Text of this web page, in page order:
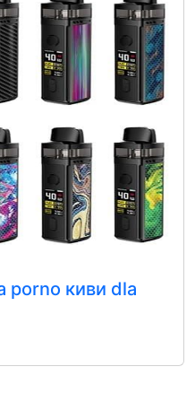
porno киви dla